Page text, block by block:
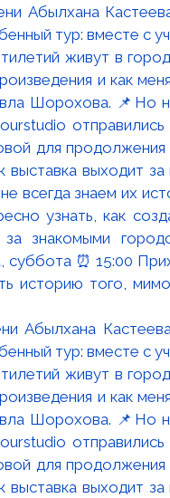
Абылхана
тур: вместе с
живут в
и как
Шорохова. 📌Но
для
выходит за